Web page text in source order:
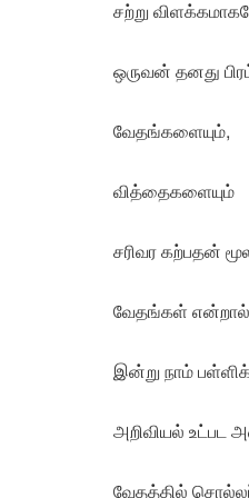
சற்று
ஒருவன் தனது
வேதங்களையும்,
வித்தைகளையும்
சரிவர கற்பதன்
வேதங்கள் என்றால்
இன்று நாம்
அறிவியல் உட்பட
வேதத்தில்